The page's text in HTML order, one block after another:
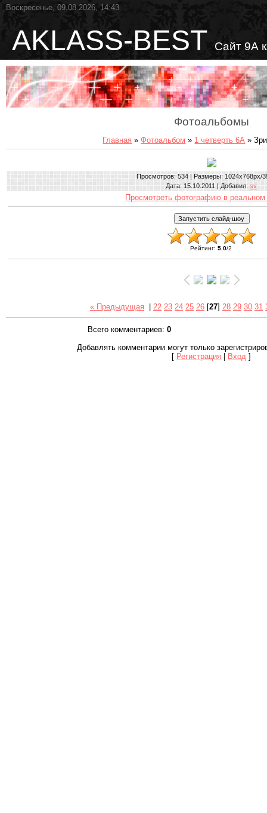
Воскресенье, 09.08.2026, 14:43
AKLASS-BEST Сайт 9А
Фотоальбомы
Главная »Фотоальбом » 1 четверть 6А »
Просмотров: 534 | Размеры: 1024x768px/
Дата: 15.10.2011 | Добавил:sv
Просмотреть фотографию в реальном
Рейтинг:5.0/2
« Предыдущая 22 23 24 25 26 [27] 28 29 30 31
Всего комментариев: 0
Добавлять комментарии могут только
[ Регистрация | Вход ]